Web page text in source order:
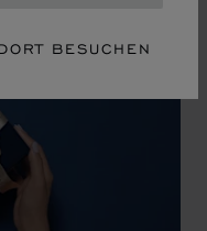
BESUCHEN